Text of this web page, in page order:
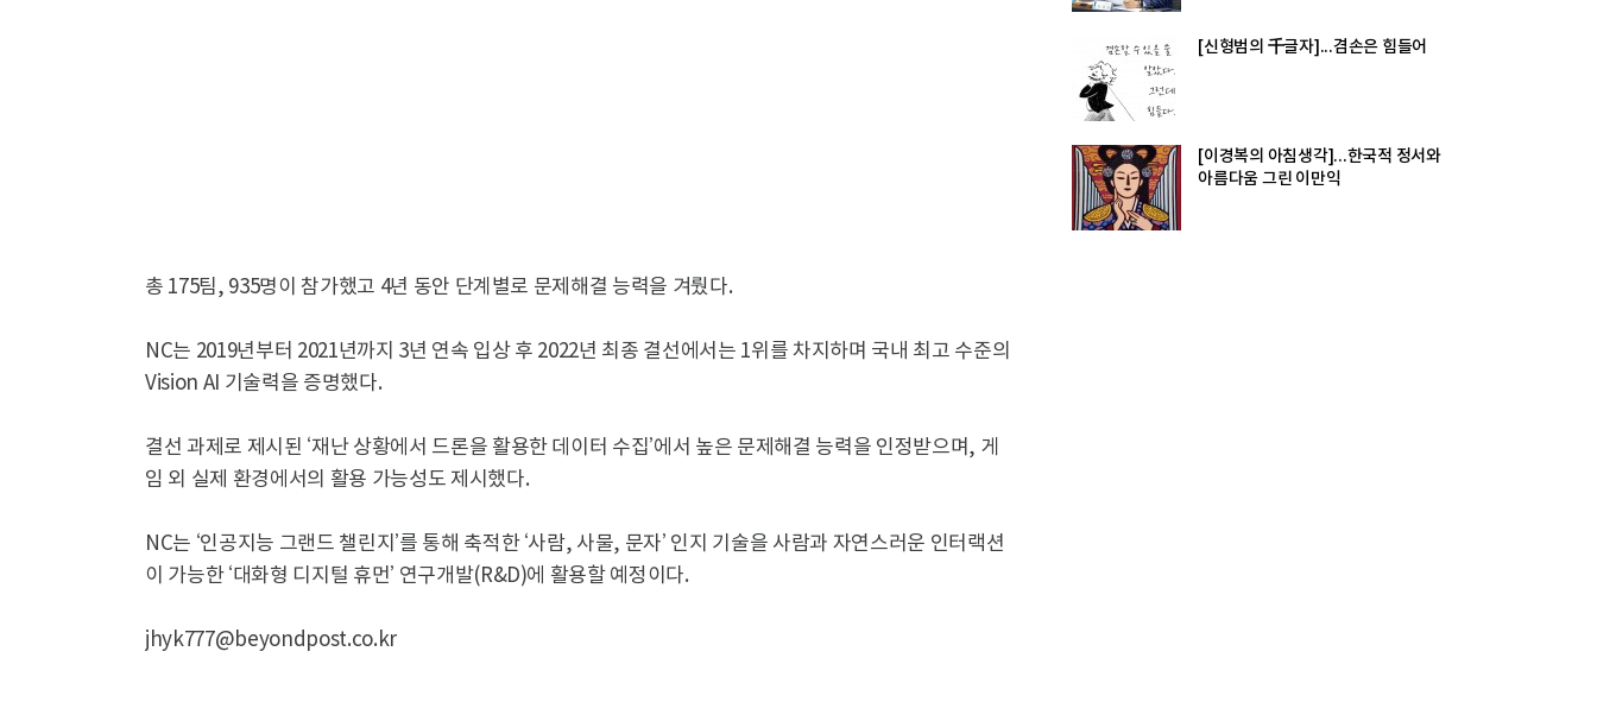
총 175팀, 935명이 참가했고 4년 동안 단계별로 문제해결 능력을 겨뤘다.
NC는 2019년부터 2021년까지 3년 연속 입상 후 2022년 최종 결선에서는 1위를 차지하며 국내 최고 수준의
Vision AI 기술력을 증명했다.
결선 과제로 제시된 ‘재난 상황에서 드론을 활용한 데이터 수집’에서 높은 문제해결 능력을 인정받으며, 게
임 외 실제 환경에서의 활용 가능성도 제시했다.
NC는 ‘인공지능 그랜드 챌린지’를 통해 축적한 ‘사람, 사물, 문자’ 인지 기술을 사람과 자연스러운 인터랙션
이 가능한 ‘대화형 디지털 휴먼’ 연구개발(R&D)에 활용할 예정이다.
jhyk777@beyondpost.co.kr
[신형범의 千글자]...겸손은 힘들어
[이경복의 아침생각]...한국적 정서와
아름다움 그린 이만익